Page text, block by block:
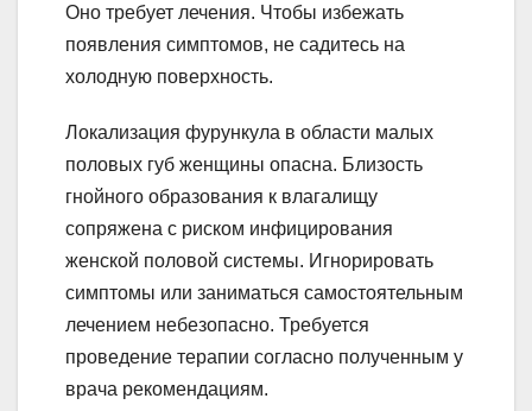
Оно требует лечения. Чтобы избежать
появления симптомов, не садитесь на
холодную поверхность.
Локализация фурункула в области малых
половых губ женщины опасна. Близость
гнойного образования к влагалищу
сопряжена с риском инфицирования
женской половой системы. Игнорировать
симптомы или заниматься самостоятельным
лечением небезопасно. Требуется
проведение терапии согласно полученным у
врача рекомендациям.